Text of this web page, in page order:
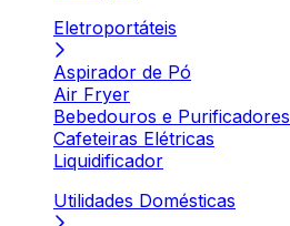
Eletroportáteis
Aspirador de Pó
Air Fryer
Bebedouros e Purificadores
Cafeteiras Elétricas
Liquidificador
Utilidades Domésticas